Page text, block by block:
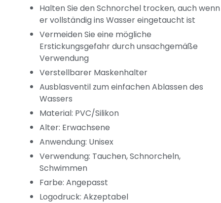
Halten Sie den Schnorchel trocken, auch wenn
er vollständig ins Wasser eingetaucht ist
Vermeiden Sie eine mögliche
Erstickungsgefahr durch unsachgemäße
Verwendung
Verstellbarer Maskenhalter
Ausblasventil zum einfachen Ablassen des
Wassers
Material: PVC/Silikon
Alter: Erwachsene
Anwendung: Unisex
Verwendung: Tauchen, Schnorcheln,
Schwimmen
Farbe: Angepasst
Logodruck: Akzeptabel